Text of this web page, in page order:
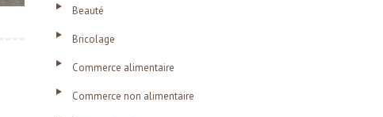
Beauté
Bricolage
Commerce alimentaire
Commerce non alimentaire